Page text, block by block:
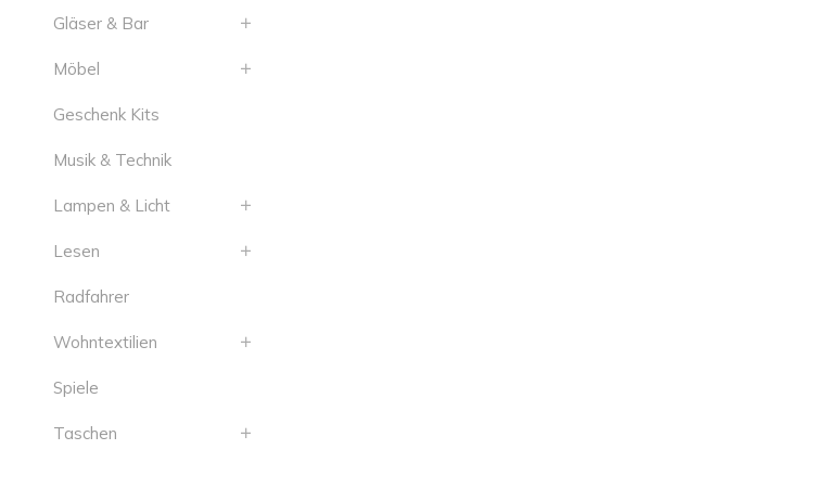
Gläser & Bar
Möbel
Geschenk Kits
Musik & Technik
Lampen & Licht
Lesen
Radfahrer
Wohntextilien
Spiele
Taschen